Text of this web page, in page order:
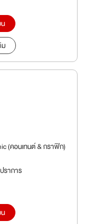
(คอนเทนต์ & กราฟิก)
ราการ